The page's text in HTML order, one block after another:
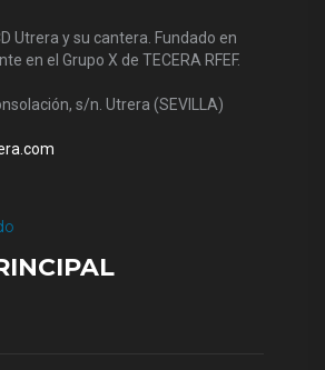
Utrera y su cantera. Fundado en
en el Grupo X de TECERA RFEF.
s/n. Utrera (SEVILLA)